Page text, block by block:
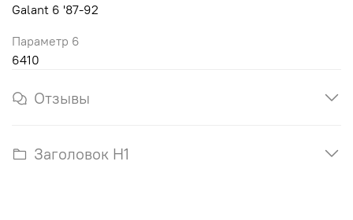
Galant 6 '87-92
Параметр 6
6410
Отзывы
Заголовок H1